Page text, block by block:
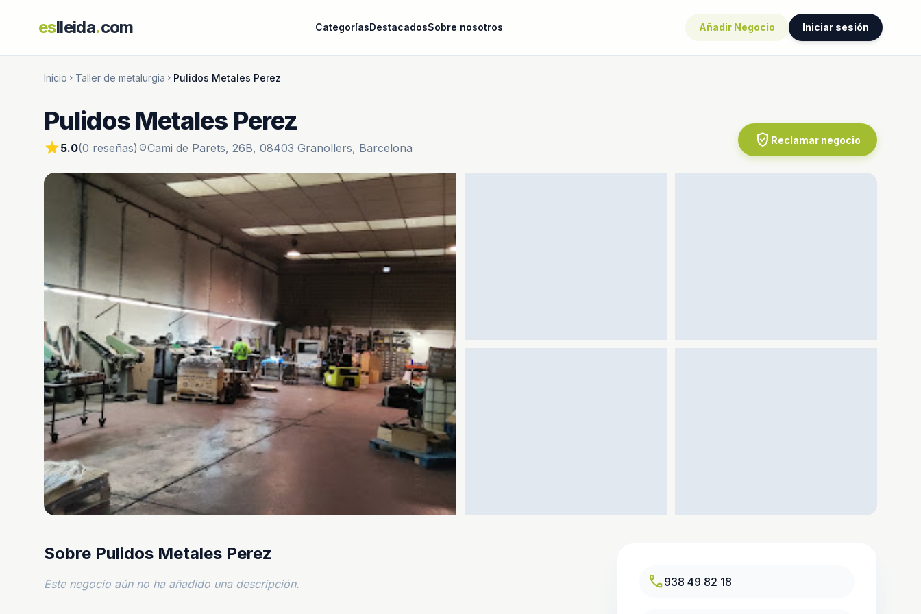
eslleida.com CategoríasDestacadosSobre nosotros Añadir Negocio Iniciar sesión
Inicio chevron_right Taller de metalurgia chevron_right Pulidos Metales Perez
Pulidos Metales Perez
star5.0(0 reseñas) location_onCami de Parets, 26B, 08403 Granollers, Barcelona verified_user Reclamar negocio
Sobre Pulidos Metales Perez
Este negocio aún no ha añadido una descripción. call938 49 82 18